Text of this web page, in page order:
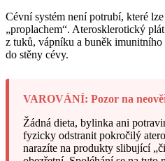
Cévní systém není potrubí, které
„proplachem“. Aterosklerotický
z tuků, vápníku a buněk imunitního
do stěny cévy.
VAROVÁNÍ: Pozor na
Žádná dieta, bylinka ani
fyzicky odstranit pokročilý
narazíte na produkty slibující